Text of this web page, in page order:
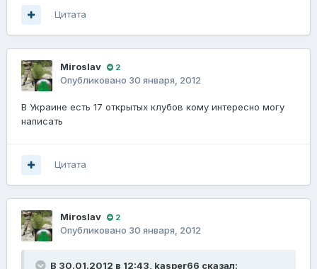
Цитата
Miroslav 2
Опубликовано 30 января, 2012
В Украине есть 17 открытых клубов кому интересно могу
написать
Цитата
Miroslav 2
Опубликовано 30 января, 2012
В 30.01.2012 в 12:43, kasper66 сказал: